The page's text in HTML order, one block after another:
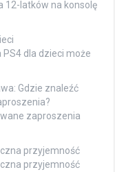
12-latków na konsolę
dla dzieci może
Gdzie znaleźć
zaproszenia
przyjemność
przyjemność